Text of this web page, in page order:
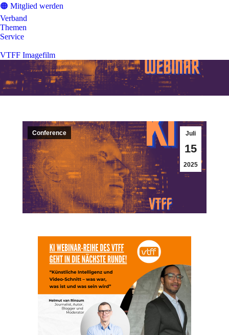
🟠 Mitglied werden
Verband
Themen
Service
VTFF Imagefilm
Sie befinden
sich hier:
Juli
15
2025
Conference